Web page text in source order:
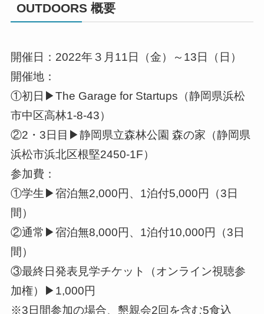
OUTDOORS 概要
開催日：2022年３月11日（金）～13日（日）
開催地：
①初日▶The Garage for Startups（静岡県浜松
市中区高林1-8-43）
②2・3日目▶静岡県立森林公園 森の家（静岡県
浜松市浜北区根堅2450-1F）
参加費：
①学生▶宿泊無2,000円、1泊付5,000円（3日
間）
②通常▶宿泊無8,000円、1泊付10,000円（3日
間）
③最終日発表見学チケット（オンライン視聴参
加権）▶1,000円
※3日間参加の場合、懇親会2回を含む5食込